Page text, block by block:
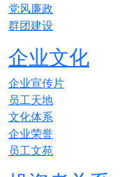
党风廉政
群团建设
企业文化
企业宣传片
员工天地
文化体系
企业荣誉
员工文苑